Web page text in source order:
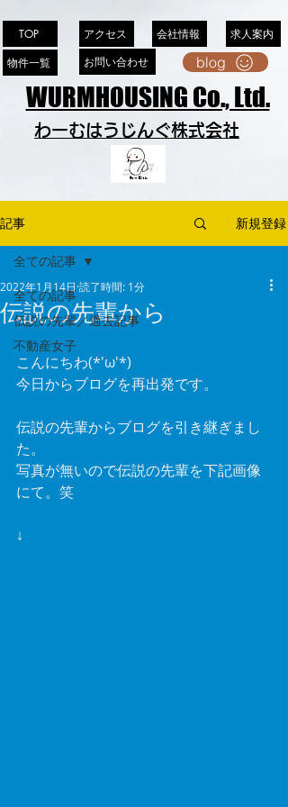
TOP
物件一覧
アクセス 会社情報
求人案内
お問い合わせ
blog
WURMHOUSING Co., Ltd.
わーむはうじんぐ株式会社
記事 新規登録
全ての記事
伝説の先輩／過去記事
不動産女子
全ての記事
伝説の先輩から
2022年1月14日 読了時間: 1分
こんにちわ(*'ω'*)
今日からブログを再出発です。
伝説の先輩からブログを引き継ぎまし
た。
写真が無いので伝説の先輩を下記画像
にて。笑
↓